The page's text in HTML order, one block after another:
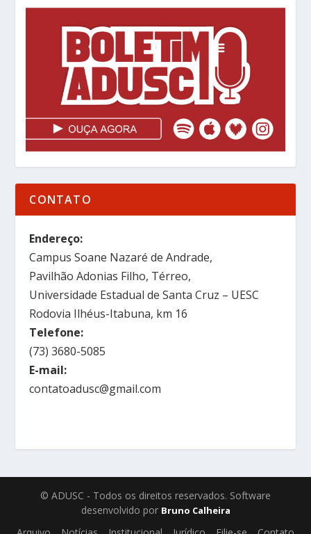
CONTATO
Endereço:
Campus Soane Nazaré de Andrade,
Pavilhão Adonias Filho, Térreo,
Universidade Estadual de Santa Cruz – UESC
Rodovia Ilhéus-Itabuna, km 16
Telefone:
(73) 3680-5085
E-mail:
contatoadusc@gmail.com
© ADUSC - Todos os direitos reservados. Software
desenvolvido por Bruno Calheira